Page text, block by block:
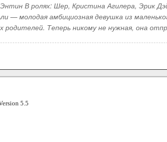
В ролях: Шер, Кристина Агилера, Эрик
молодая амбициозная девушка из
родителей. Теперь никому не нужная, она
5.5